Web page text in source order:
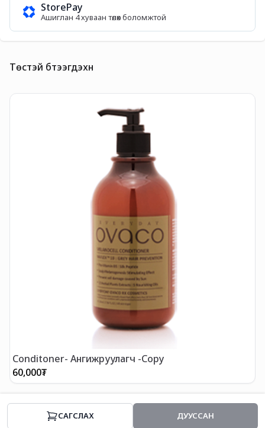
CАГСЛАХ ДУУССАН
StorePay
Ашиглан 4 хуваан төлөх боломжтой
Төстэй бүтээгдэхүүн
Conditoner- Ангижруулагч -Copy
60,000₮